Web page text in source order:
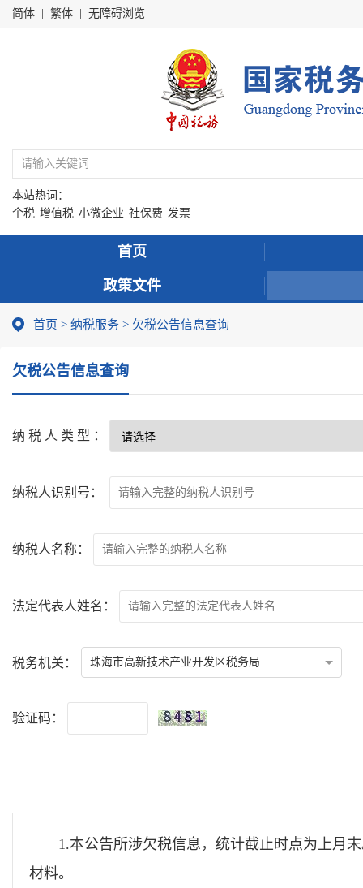
简体 繁体 无障碍浏览
本站热词：
个税 增值税 小微企业 社保费 发票
首页
政策文件
首页 > 纳税服务 > 欠税公告信息查询
欠税公告信息查询
纳税人类型：
纳税人识别号：
纳税人名称：
法定代表人姓名：
税务机关： 珠海市高新技术产业开发区税务局
验证码：
1.本公告所涉欠税信息，统计截止时点为上月
材料。